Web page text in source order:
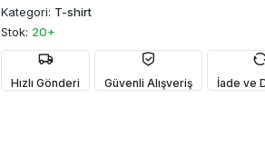
Kategori: T-shirt
Stok: 20+
Hızlı Gönderi Güvenli Alışveriş İade ve